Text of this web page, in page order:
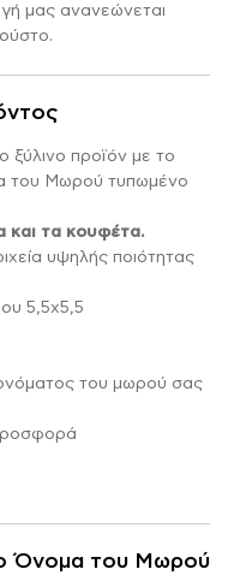
μας ανανεώνεται
ξύλινο προϊόν με το
του Μωρού τυπωμένο
και τα κουφέτα.
υψηλής ποιότητας
5,5χ5,5
του μωρού σας
Όνομα του Μωρού